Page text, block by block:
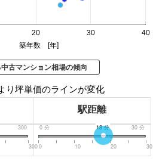
20 30 40
築年数 [年]
古マンション相場の傾向
り坪単価のラインが変化
駅距離
300
300
0 分 30 分
18分
0 10 20 30